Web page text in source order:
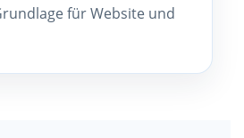
für Website und